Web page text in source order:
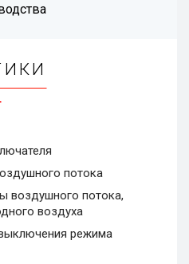
потока
воздушного потока,
воздуха
режима